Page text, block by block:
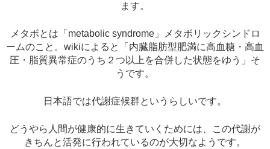
ます。
メタボとは「metabolic syndrome」メタボリックシンドロ
ームのこと。wikiによると「内臓脂肪型肥満に高血糖・高血
圧・脂質異常症のうち２つ以上を合併した状態をゆう」そ
うです。
日本語では代謝症候群というらしいです。
どうやら人間が健康的に生きていくためには、この代謝が
きちんと活発に行われているのが大切なようです。